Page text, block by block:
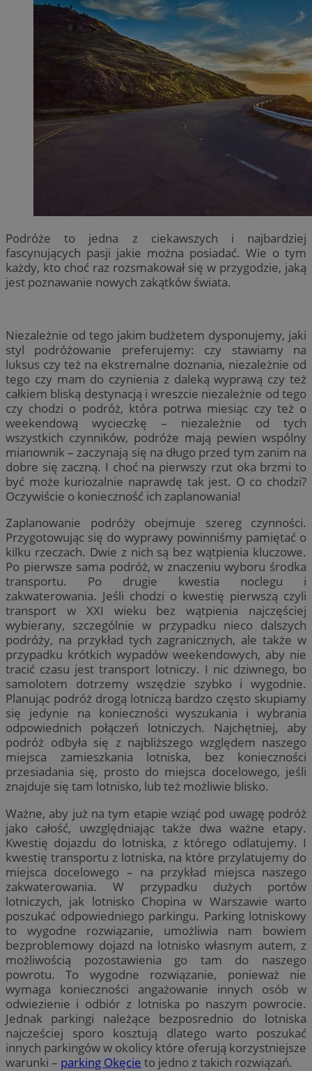
Podróże to jedna z ciekawszych i najbardziej
fascynujących pasji jakie można posiadać. Wie o tym
każdy, kto choć raz rozsmakował się w przygodzie, jaką
jest poznawanie nowych zakątków świata.
Niezależnie od tego jakim budżetem dysponujemy, jaki
styl podróżowanie preferujemy: czy stawiamy na
luksus czy też na ekstremalne doznania, niezależnie od
tego czy mam do czynienia z daleką wyprawą czy też
całkiem bliską destynacją i wreszcie niezależnie od tego
czy chodzi o podróż, która potrwa miesiąc czy też o
weekendową wycieczkę – niezależnie od tych
wszystkich czynników, podróże mają pewien wspólny
mianownik – zaczynają się na długo przed tym zanim na
dobre się zaczną. I choć na pierwszy rzut oka brzmi to
być może kuriozalnie naprawdę tak jest. O co chodzi?
Oczywiście o konieczność ich zaplanowania!
Zaplanowanie podróży obejmuje szereg czynności.
Przygotowując się do wyprawy powinniśmy pamiętać o
kilku rzeczach. Dwie z nich są bez wątpienia kluczowe.
Po pierwsze sama podróż, w znaczeniu wyboru środka
transportu. Po drugie kwestia noclegu i
zakwaterowania. Jeśli chodzi o kwestię pierwszą czyli
transport w XXI wieku bez wątpienia najczęściej
wybierany, szczególnie w przypadku nieco dalszych
podróży, na przykład tych zagranicznych, ale także w
przypadku krótkich wypadów weekendowych, aby nie
tracić czasu jest transport lotniczy. I nic dziwnego, bo
samolotem dotrzemy wszędzie szybko i wygodnie.
Planując podróż drogą lotniczą bardzo często skupiamy
się jedynie na konieczności wyszukania i wybrania
odpowiednich połączeń lotniczych. Najchętniej, aby
podróż odbyła się z najbliższego względem naszego
miejsca zamieszkania lotniska, bez konieczności
przesiadania się, prosto do miejsca docelowego, jeśli
znajduje się tam lotnisko, lub też możliwie blisko.
Ważne, aby już na tym etapie wziąć pod uwagę podróż
jako całość, uwzględniając także dwa ważne etapy.
Kwestię dojazdu do lotniska, z którego odlatujemy. I
kwestię transportu z lotniska, na które przylatujemy do
miejsca docelowego – na przykład miejsca naszego
zakwaterowania. W przypadku dużych portów
lotniczych, jak lotnisko Chopina w Warszawie warto
poszukać odpowiedniego parkingu. Parking lotniskowy
to wygodne rozwiązanie, umożliwia nam bowiem
bezproblemowy dojazd na lotnisko własnym autem, z
możliwością pozostawienia go tam do naszego
powrotu. To wygodne rozwiązanie, ponieważ nie
wymaga konieczności angażowanie innych osób w
odwiezienie i odbiór z lotniska po naszym powrocie.
Jednak parkingi należące bezposrednio do lotniska
najcześciej sporo kosztują dlatego warto poszukać
innych parkingów w okolicy które oferują korzystniejsze
warunki – parking Okęcie to jedno z takich rozwiązań.